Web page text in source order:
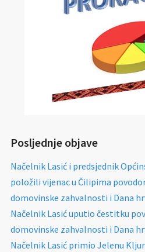
Posljednje objave
Načelnik Lasić i predsjednik
položili vijenac u Čilipima
domovinske zahvalnosti i Dana
Načelnik Lasić uputio čestitku
domovinske zahvalnosti i Dana
Načelnik Lasić primio Jelenu